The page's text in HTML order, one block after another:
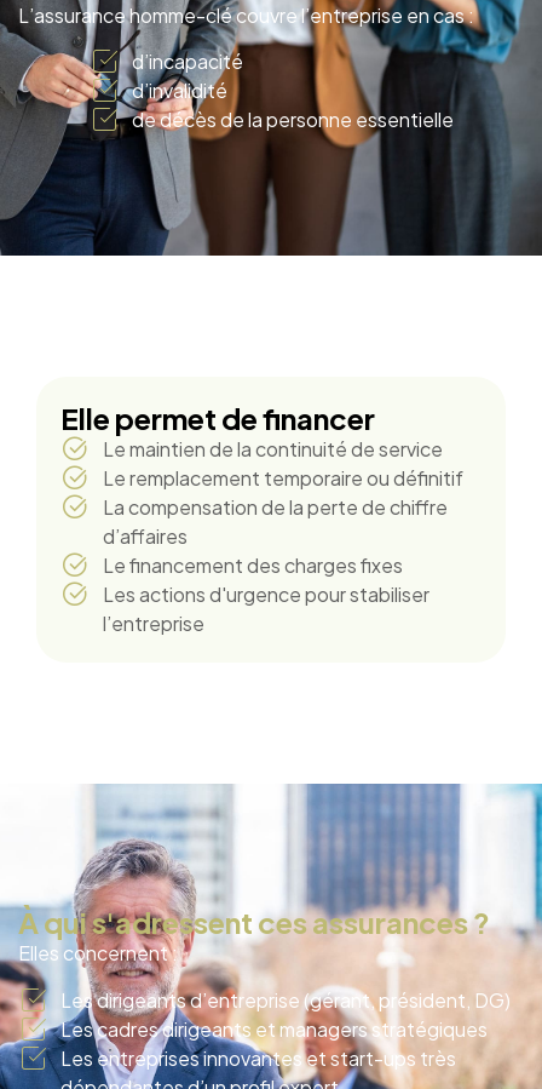
L’assurance homme-clé couvre l’entreprise en cas :
d’incapacité
d’invalidité
de décès de la personne essentielle
Elle permet de financer
Le maintien de la continuité de service
Le remplacement temporaire ou définitif
La compensation de la perte de chiffre
d’affaires
Le financement des charges fixes
Les actions d'urgence pour stabiliser
l’entreprise
À qui s'adressent ces assurances ?
Elles concernent :
Les dirigeants d’entreprise (gérant, président, DG)
Les cadres dirigeants et managers stratégiques
Les entreprises innovantes et start-ups très